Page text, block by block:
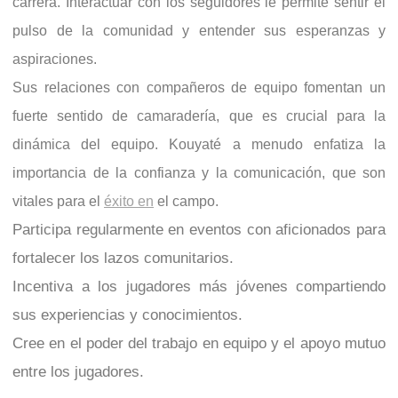
pulso de la comunidad y entender sus esperanzas y
aspiraciones.
Sus relaciones con compañeros de equipo fomentan un
fuerte sentido de camaradería, que es crucial para la
dinámica del equipo. Kouyaté a menudo enfatiza la
importancia de la confianza y la comunicación, que son
vitales para el éxito en el campo.
Participa regularmente en eventos con aficionados para
fortalecer los lazos comunitarios.
Incentiva a los jugadores más jóvenes compartiendo
sus experiencias y conocimientos.
Cree en el poder del trabajo en equipo y el apoyo mutuo
entre los jugadores.